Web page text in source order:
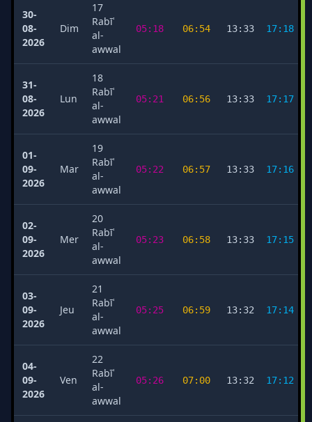
30-
08-
2026
Dim
17
Rabīʿ
al-
awwal
05:18 06:54 13:33 17:18
31-
08-
2026
Lun
18
Rabīʿ
al-
awwal
05:21 06:56 13:33 17:17
01-
09-
2026
Mar
19
Rabīʿ
al-
awwal
05:22 06:57 13:33 17:16
02-
09-
2026
Mer
20
Rabīʿ
al-
awwal
05:23 06:58 13:33 17:15
03-
09-
2026
Jeu
21
Rabīʿ
al-
awwal
05:25 06:59 13:32 17:14
04-
09-
2026
Ven
22
Rabīʿ
al-
awwal
05:26 07:00 13:32 17:12